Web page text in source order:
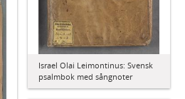
Israel Olai Leimontinus: Svensk
psalmbok med sångnoter